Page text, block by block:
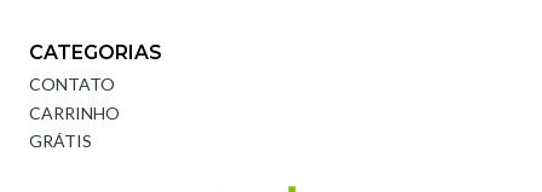
CATEGORIAS
CONTATO
CARRINHO
GRÁTIS